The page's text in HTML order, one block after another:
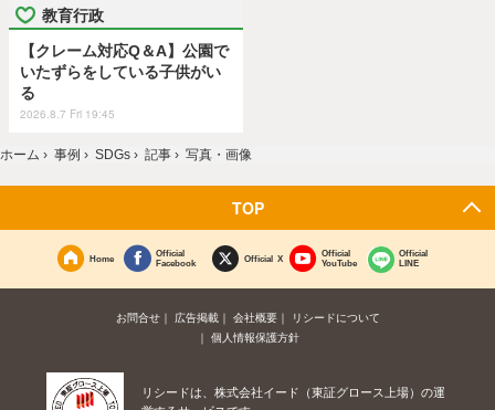
教育行政
【クレーム対応Q＆A】公園で
いたずらをしている子供がい
る
2026.8.7 Fri 19:45
ホーム › 事例 › SDGs › 記事 › 写真・画像
TOP
Home
Official
Facebook
Official X
Official
YouTube
Official
LINE
お問合せ 広告掲載 会社概要
リシードについて
個人情報保護方針
リシードは、株式会社イード（東証グロース上場）の運